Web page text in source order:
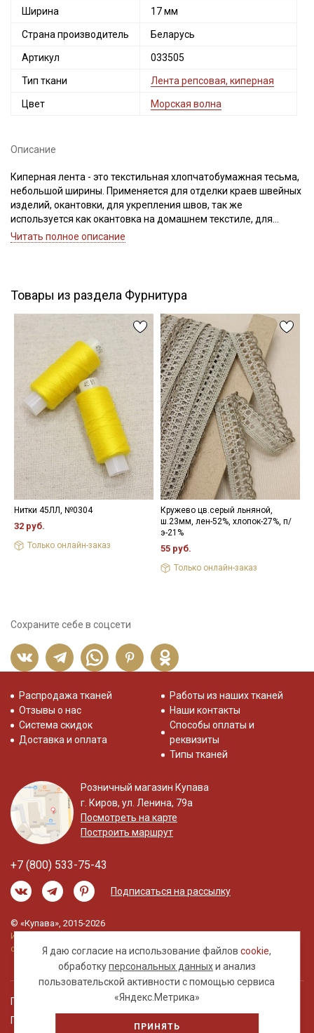
Ширина 17 мм
Страна производитель Беларусь
Артикул 033505
Тип ткани Лента репсовая, киперная
Цвет Морская волна
Описание
Киперная лента - это текстильная хлопчатобумажная тесьма,
небольшой ширины. Применяется для отделки краев швейных
изделий, окантовки, для укрепления швов, так же
используется как окантовка на домашнем текстиле, для
укрепления швов может быть использована на форменной и
Важно! Перед применением ее следует замочить в воде при
30С – 40С для исключения дальнейшей усадки. Усадка до 5%
Цветопередача может отличаться от оригинального цвета, в
зависимости от настроек вашего монитора.
Читать полное описание
Товары из раздела Фурнитура
Нитки 45ЛЛ, №0304
32 руб.
Только онлайн-заказ
Кружево цв.серый льняной,
ш.23мм, лен-52%, хлопок-27%, п/
э-21%
55 руб.
Только онлайн-заказ
Сохраните себе в соцсети
Я даю согласие на использование файловcookie,
обработкуперсональных данныхи анализ
пользовательской активности с помощью сервиса
«Яндекс.Метрика»
ПРИНЯТЬ
Распродажа тканей
Отзывы о нас
Система скидок
Доставка и оплата
Работы из наших тканей
Наши контакты
Способы оплаты и
реквизиты
Типы тканей
Розничный магазин Купава
г. Киров, ул. Ленина, 79а
Посмотреть на карте
Построить маршрут
+7 (800) 533-75-43
Подписаться на рассылку
© «Купава», 2015-2026
Информация на сайте не является публичной
офертой.
Правовая информация
Политика обработки персональных данных
Мы публикуем здесь дополнительные
промокоды и скидки до 30% на узкие
категории тканей
Электронная почта
Ознакомлен(а) сПолитикой обработки персональных
данныхи даюСогласие на обработку персональных
данных
ДаюСогласие на получение рекламных и